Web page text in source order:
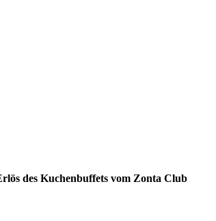
des Kuchenbuffets vom Zonta Club